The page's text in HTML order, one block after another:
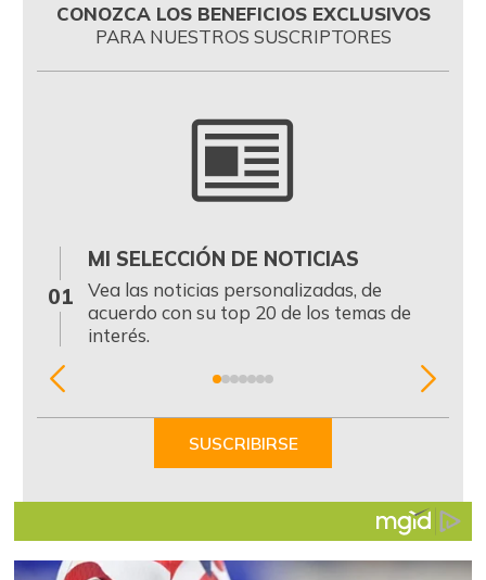
CONOZCA LOS BENEFICIOS EXCLUSIVOS
PARA NUESTROS SUSCRIPTORES
01
MI SELECCIÓN DE NOTICIAS
Vea las noticias personalizadas, de
acuerdo con su top 20 de los temas de
interés.
Item
SUSCRIBIRSE